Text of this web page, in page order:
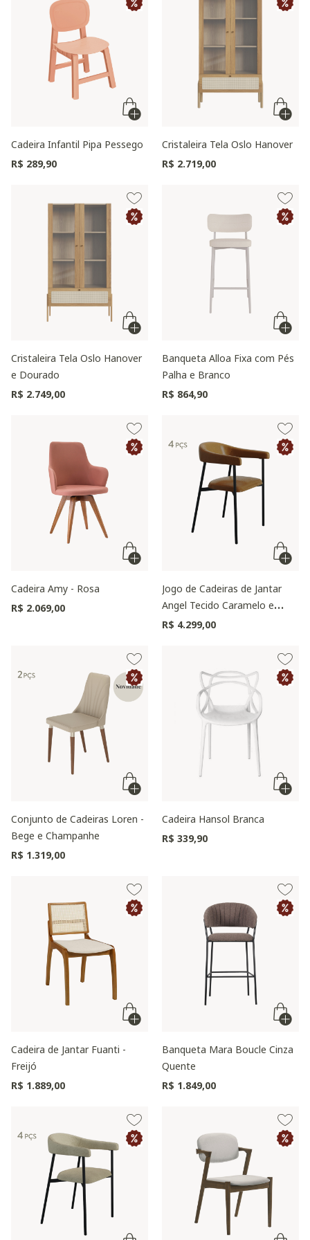
Cadeira Infantil Pipa Pessego
R$ 289,90
Cristaleira Tela Oslo Hanover
R$ 2.719,00
Cristaleira Tela Oslo Hanover
e Dourado
R$ 2.749,00
Banqueta Alloa Fixa com Pés
Palha e Branco
R$ 864,90
Cadeira Amy - Rosa
R$ 2.069,00
Jogo de Cadeiras de Jantar
Angel Tecido Caramelo e
Preto
R$ 4.299,00
Conjunto de Cadeiras Loren -
Bege e Champanhe
R$ 1.319,00
Cadeira Hansol Branca
R$ 339,90
Cadeira de Jantar Fuanti -
Freijó
R$ 1.889,00
Banqueta Mara Boucle Cinza
Quente
R$ 1.849,00